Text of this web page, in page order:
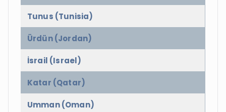
Tunus (Tunisia)
Ürdün (Jordan)
İsrail (Israel)
Katar (Qatar)
Umman (Oman)